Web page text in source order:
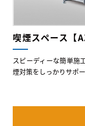
喫煙スペース【
スピーディーな簡単施
煙対策をしっかりサポー